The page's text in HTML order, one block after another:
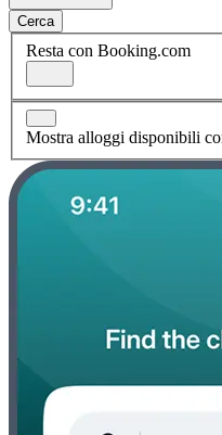
Cerca
Resta con Booking.com
Mostra alloggi disponibili